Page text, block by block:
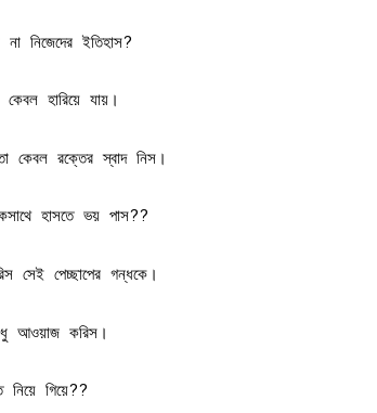
নিজেদের ইতিহাস?
হারিয়ে যায়।
রক্তের স্বাদ নিস।
হাসতে ভয় পাস??
সেই পেচ্ছাপের গন্ধকে।
আওয়াজ করিস।
নিয়ে গিয়ে??